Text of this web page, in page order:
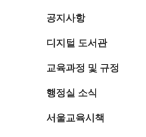
공지사항
디지털 도서관
교육과정 및 규정
행정실 소식
서울교육시책